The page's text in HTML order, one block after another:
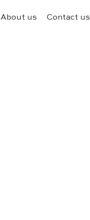
About us Contact us